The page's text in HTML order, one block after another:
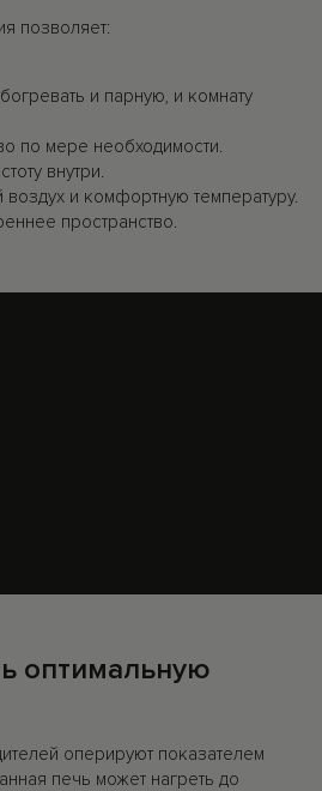
позволяет:
и парную, и комнату
по мере необходимости.
внутри.
воздух и комфортную температуру.
пространство.
оптимальную
оперируют показателем
печь может нагреть до